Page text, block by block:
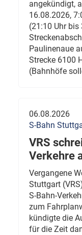
angekündigt,
16.08.2026,
(21:10 Uhr bis
Paulinenaue
Strecke 6100
(Bahnhöfe
06.08.2026
S-Bahn
VRS
Verkehre
Vergangene
Stuttgart
S-Bahn-
zum
kündigte die
für die Zeit